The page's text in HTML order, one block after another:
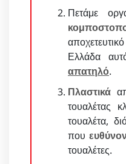
Πετάμε
Ελλάδα
απατηλό.
Πλαστικά
τουαλέτας
τουαλέτα,
που
τουαλέτες.